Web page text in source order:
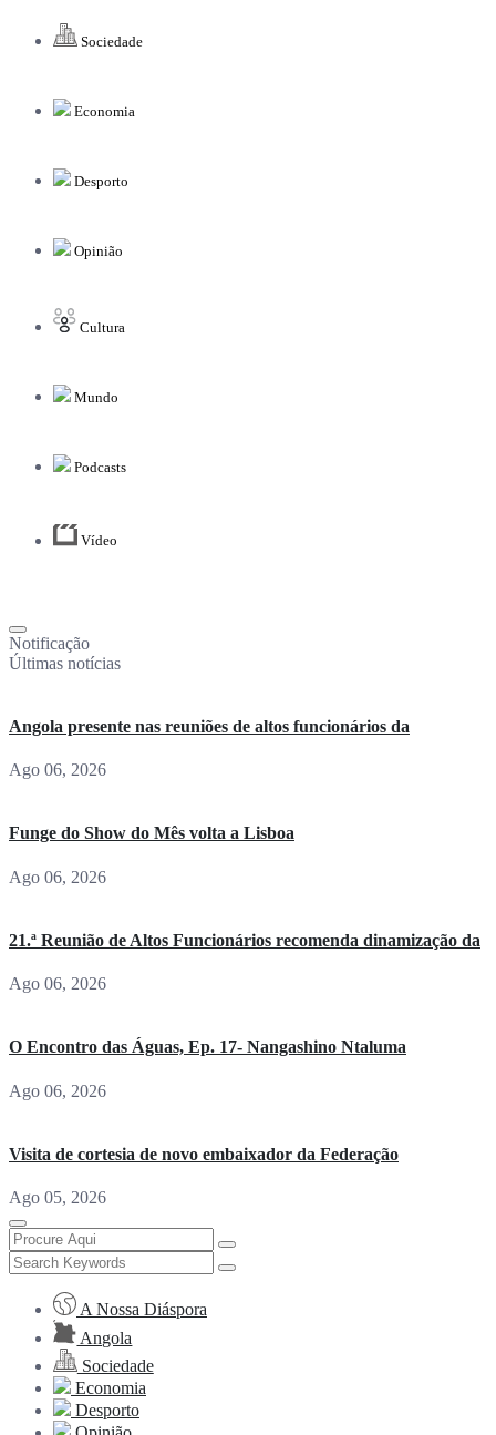
Sociedade
Economia
Desporto
Opinião
Cultura
Mundo
Podcasts
Vídeo
Notificação
Últimas notícias
Angola presente nas reuniões de altos funcionários da
Ago 06, 2026
Funge do Show do Mês volta a Lisboa
Ago 06, 2026
21.ª Reunião de Altos Funcionários recomenda dinamização da
Ago 06, 2026
O Encontro das Águas, Ep. 17- Nangashino Ntaluma
Ago 06, 2026
Visita de cortesia de novo embaixador da Federação
Ago 05, 2026
A Nossa Diáspora
Angola
Sociedade
Economia
Desporto